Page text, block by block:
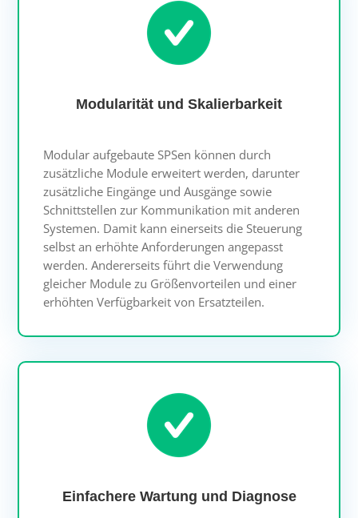
Modularität und Skalierbarkeit
Modular aufgebaute SPSen können durch
zusätzliche Module erweitert werden, darunter
zusätzliche Eingänge und Ausgänge sowie
Schnittstellen zur Kommunikation mit anderen
Systemen. Damit kann einerseits die Steuerung
selbst an erhöhte Anforderungen angepasst
werden. Andererseits führt die Verwendung
gleicher Module zu Größenvorteilen und einer
erhöhten Verfügbarkeit von Ersatzteilen.
Einfachere Wartung und Diagnose